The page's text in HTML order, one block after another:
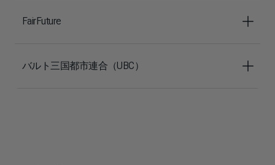
FairFuture
バルト三国都市連合（UBC）